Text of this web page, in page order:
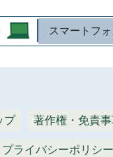
スマートフ
プ 著作権・免責
プライバシーポリシー